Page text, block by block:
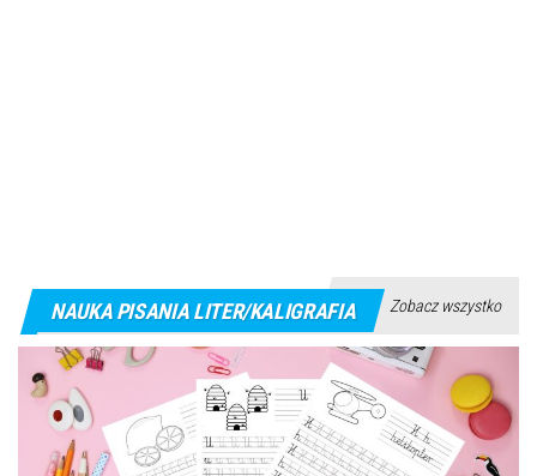
NAUKA PISANIA LITER/KALIGRAFIA Zobacz wszystko